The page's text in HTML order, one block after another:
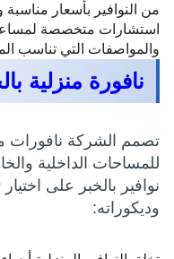
من النوافير بأسعار
استشارات متخصصة
والمواصفات التي تناسب
نافورة منزلية
تصمم الشركة نافورات
للمساحات الداخلية
نوافير بالخبر على
وديكوراته: